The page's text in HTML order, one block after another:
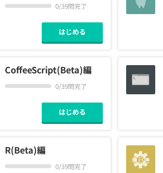
0/39問完了
はじめる
CoffeeScript(Beta)編
0/39問完了
はじめる
R(Beta)編
0/39問完了